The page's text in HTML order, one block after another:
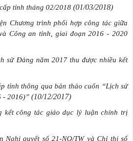
tỉnh tháng 02/2018 (01/03/2018)
Chương trình phối hợp công tác giữa
Công an tỉnh, giai đoạn 2016 - 2020
sử Đảng năm 2017 thu được nhiều kết
tỉnh thông qua bản thảo cuốn “Lịch sử
- 2016)” (10/12/2017)
kết công tác giáo dục lý luận chính trị
Nghị quyết số 21-NQ/TW và Chỉ thị số